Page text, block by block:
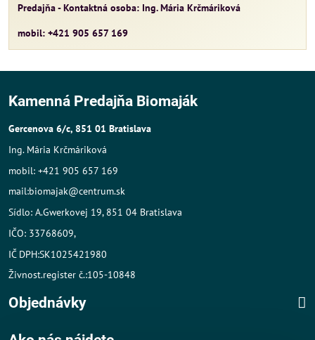
Predajňa - Kontaktná osoba: Ing. Mária Krčmáriková
mobil: +421 905 657 169
Kamenná Predajňa Biomaják
Gercenova 6/c, 851 01 Bratislava
Ing. Mária Krčmáriková
mobil: +421 905 657 169
mail:biomajak@centrum.sk
Sídlo: A.Gwerkovej 19, 851 04 Bratislava
IČO: 33768609,
IČ DPH:SK1025421980
Živnost.register č.:105-10848
Objednávky